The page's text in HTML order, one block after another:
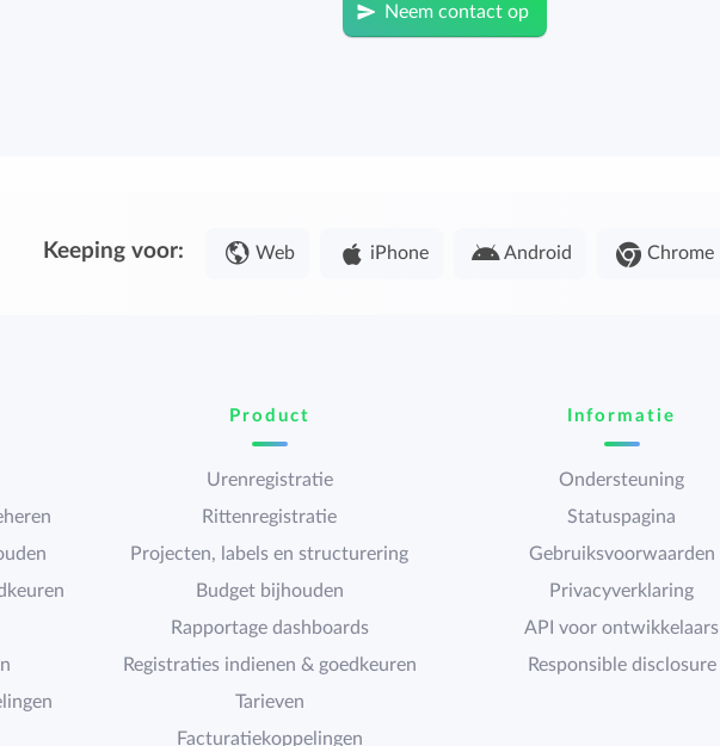
Neem contact op
Keeping voor: Web iPhone Android Chrome
Product
Urenregistratie
Rittenregistratie
Projecten, labels en structurering
Budget bijhouden
Rapportage dashboards
Registraties indienen & goedkeuren
Tarieven
Facturatiekoppelingen
Informatie
Ondersteuning
Statuspagina
Gebruiksvoorwaarden
Privacyverklaring
API voor ontwikkelaars
Responsible disclosure